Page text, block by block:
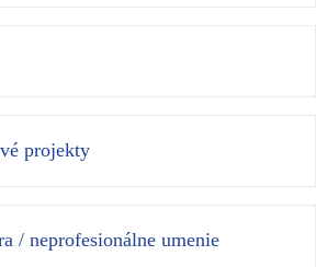
projekty
/ neprofesionálne umenie